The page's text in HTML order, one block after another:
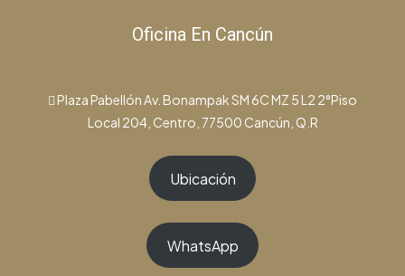
Oficina En Cancún
Plaza Pabellón Av. Bonampak SM 6C MZ 5 L2 2°Piso
Local 204, Centro, 77500 Cancún, Q.R
Ubicación
WhatsApp